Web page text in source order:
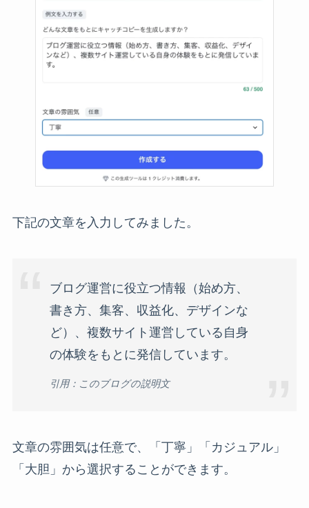
下記の文章を入力してみました。
ブログ運営に役立つ情報（始め方、
書き方、集客、収益化、デザインな
ど）、複数サイト運営している自身
の体験をもとに発信しています。
引用：このブログの説明文
文章の雰囲気は任意で、「丁寧」「カジュアル」
「大胆」から選択することができます。